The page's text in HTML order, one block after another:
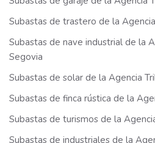
Subastas de trastero de la
Subastas de nave industrial de la
Segovia
Subastas de solar de la Agencia
Subastas de finca rústica de la
Subastas de turismos de la
Subastas de industriales de la